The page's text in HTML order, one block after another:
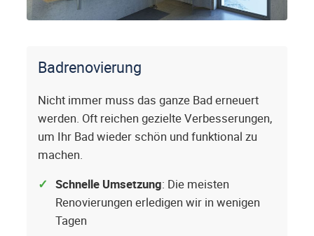
Badrenovierung
Nicht immer muss das ganze Bad erneuert
werden. Oft reichen gezielte Verbesserungen,
um Ihr Bad wieder schön und funktional zu
machen.
Schnelle Umsetzung: Die meisten
Renovierungen erledigen wir in wenigen
Tagen